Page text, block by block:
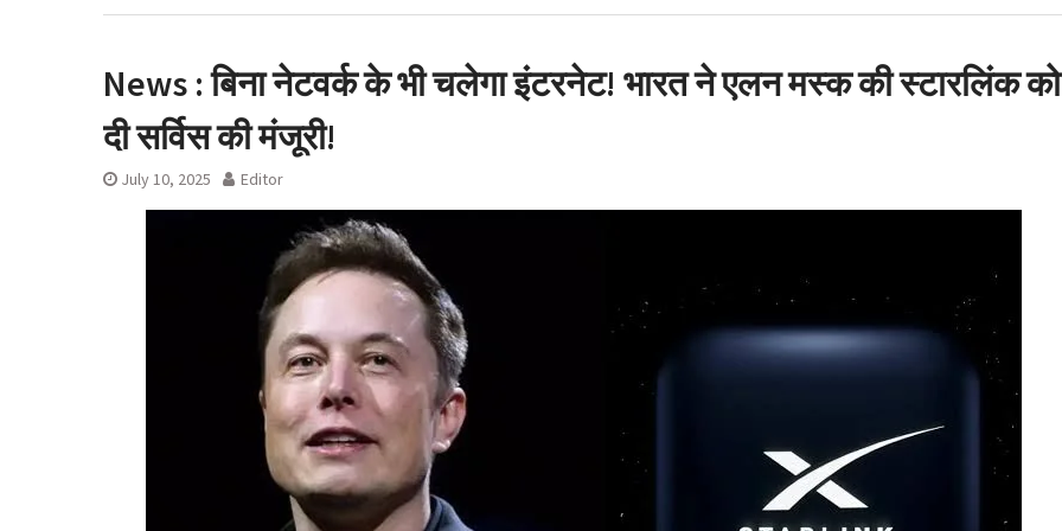
देहरादून शराब आवंटन घोटाला: हाईकोर्ट के कड़े
लाइसेंस रद्द
News : बिना नेटवर्क के भी चलेगा इंटरनेट! भारत ने एलन मस्क की स्टारलिंक को
दी सर्विस की मंजूरी!
July 10, 2025 Editor